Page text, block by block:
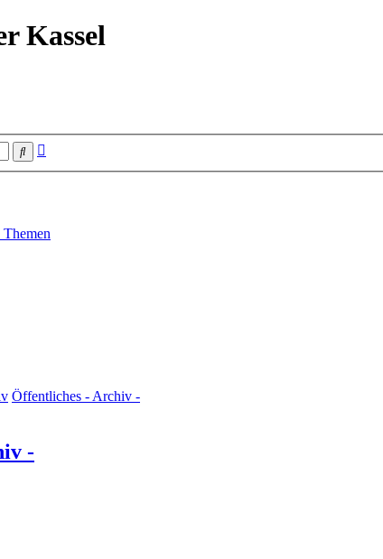
Kassel
Suche
Öffentliches - Archiv -
-